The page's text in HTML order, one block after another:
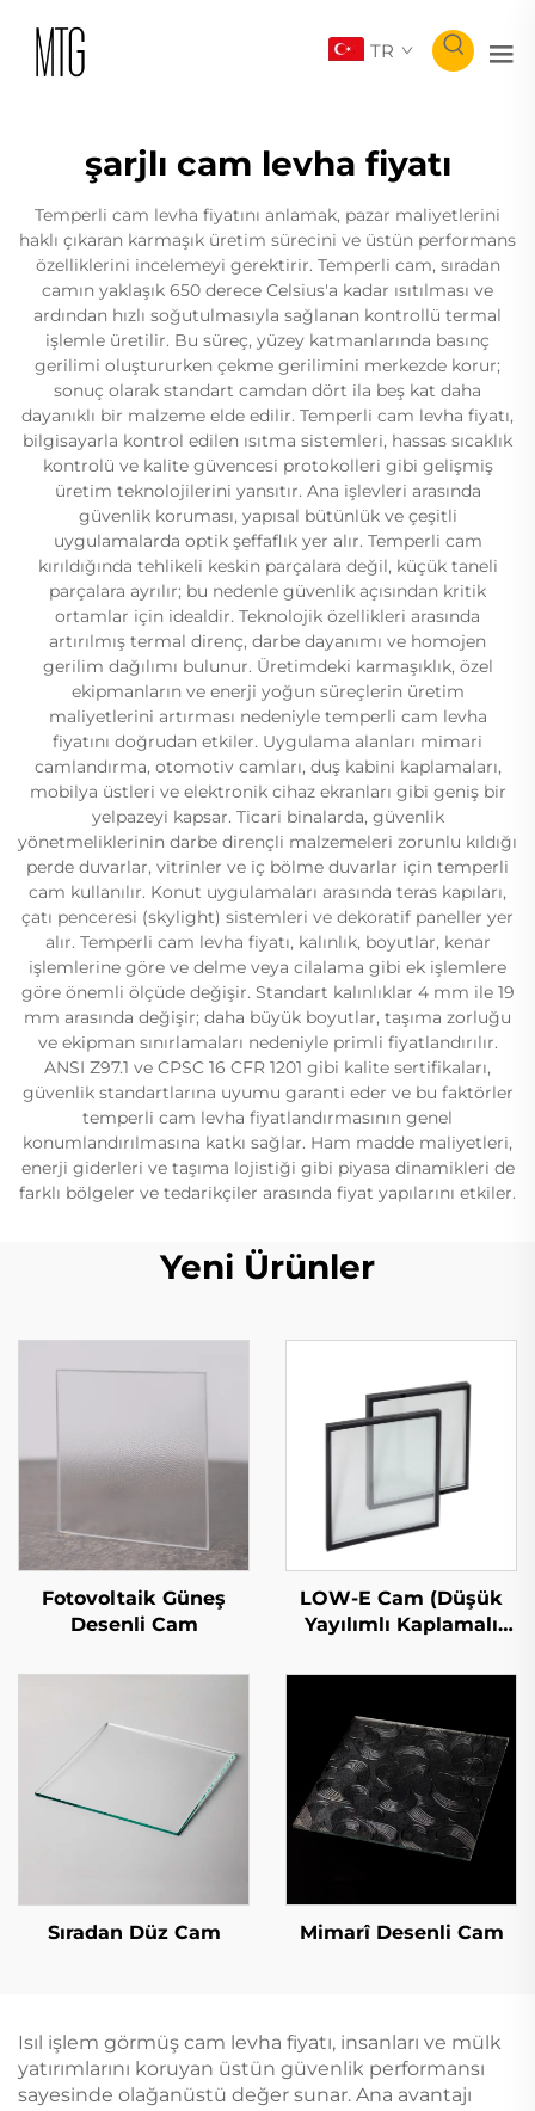
TR
şarjlı cam levha fiyatı
Temperli cam levha fiyatını anlamak, pazar maliyetlerini
haklı çıkaran karmaşık üretim sürecini ve üstün performans
özelliklerini incelemeyi gerektirir. Temperli cam, sıradan
camın yaklaşık 650 derece Celsius'a kadar ısıtılması ve
ardından hızlı soğutulmasıyla sağlanan kontrollü termal
işlemle üretilir. Bu süreç, yüzey katmanlarında basınç
gerilimi oluştururken çekme gerilimini merkezde korur;
sonuç olarak standart camdan dört ila beş kat daha
dayanıklı bir malzeme elde edilir. Temperli cam levha fiyatı,
bilgisayarla kontrol edilen ısıtma sistemleri, hassas sıcaklık
kontrolü ve kalite güvencesi protokolleri gibi gelişmiş
üretim teknolojilerini yansıtır. Ana işlevleri arasında
güvenlik koruması, yapısal bütünlük ve çeşitli
uygulamalarda optik şeffaflık yer alır. Temperli cam
kırıldığında tehlikeli keskin parçalara değil, küçük taneli
parçalara ayrılır; bu nedenle güvenlik açısından kritik
ortamlar için idealdir. Teknolojik özellikleri arasında
artırılmış termal direnç, darbe dayanımı ve homojen
gerilim dağılımı bulunur. Üretimdeki karmaşıklık, özel
ekipmanların ve enerji yoğun süreçlerin üretim
maliyetlerini artırması nedeniyle temperli cam levha
fiyatını doğrudan etkiler. Uygulama alanları mimari
camlandırma, otomotiv camları, duş kabini kaplamaları,
mobilya üstleri ve elektronik cihaz ekranları gibi geniş bir
yelpazeyi kapsar. Ticari binalarda, güvenlik
yönetmeliklerinin darbe dirençli malzemeleri zorunlu kıldığı
perde duvarlar, vitrinler ve iç bölme duvarlar için temperli
cam kullanılır. Konut uygulamaları arasında teras kapıları,
çatı penceresi (skylight) sistemleri ve dekoratif paneller yer
alır. Temperli cam levha fiyatı, kalınlık, boyutlar, kenar
işlemlerine göre ve delme veya cilalama gibi ek işlemlere
göre önemli ölçüde değişir. Standart kalınlıklar 4 mm ile 19
mm arasında değişir; daha büyük boyutlar, taşıma zorluğu
ve ekipman sınırlamaları nedeniyle primli fiyatlandırılır.
ANSI Z97.1 ve CPSC 16 CFR 1201 gibi kalite sertifikaları,
güvenlik standartlarına uyumu garanti eder ve bu faktörler
temperli cam levha fiyatlandırmasının genel
konumlandırılmasına katkı sağlar. Ham madde maliyetleri,
enerji giderleri ve taşıma lojistiği gibi piyasa dinamikleri de
farklı bölgeler ve tedarikçiler arasında fiyat yapılarını etkiler.
Yeni Ürünler
Fotovoltaik Güneş
Desenli Cam
LOW-E Cam (Düşük
Yayılımlı Kaplamalı
Sıradan Düz Cam Mimarî Desenli Cam
Isıl işlem görmüş cam levha fiyatı, insanları ve mülk
yatırımlarını koruyan üstün güvenlik performansı
sayesinde olağanüstü değer sunar. Ana avantajı